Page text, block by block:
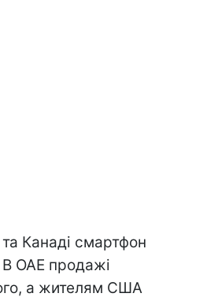
Канаді смартфон
ОАЕ продажі
а жителям США